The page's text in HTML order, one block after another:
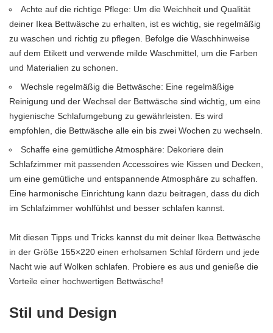
Achte auf die richtige Pflege: Um die Weichheit und Qualität
deiner Ikea Bettwäsche zu erhalten, ist es wichtig, sie regelmäßig
zu waschen und richtig zu pflegen. Befolge die Waschhinweise
auf dem Etikett und verwende milde Waschmittel, um die Farben
und Materialien zu schonen.
Wechsle regelmäßig die Bettwäsche: Eine regelmäßige
Reinigung und der Wechsel der Bettwäsche sind wichtig, um eine
hygienische Schlafumgebung zu gewährleisten. Es wird
empfohlen, die Bettwäsche alle ein bis zwei Wochen zu wechseln.
Schaffe eine gemütliche Atmosphäre: Dekoriere dein
Schlafzimmer mit passenden Accessoires wie Kissen und Decken,
um eine gemütliche und entspannende Atmosphäre zu schaffen.
Eine harmonische Einrichtung kann dazu beitragen, dass du dich
im Schlafzimmer wohlfühlst und besser schlafen kannst.
Mit diesen Tipps und Tricks kannst du mit deiner Ikea Bettwäsche
in der Größe 155×220 einen erholsamen Schlaf fördern und jede
Nacht wie auf Wolken schlafen. Probiere es aus und genieße die
Vorteile einer hochwertigen Bettwäsche!
Stil und Design